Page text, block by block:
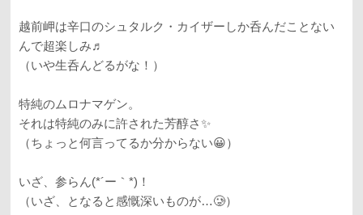
越前岬は辛口のシュタルク・カイザーしか呑んだことない
んで超楽しみ♬
（いや生呑んどるがな！）
特純のムロナマゲン。
それは特純のみに許された芳醇さ✨
（ちょっと何言ってるか分からない😀）
いざ、参らん(*´ー｀*)！
（いざ、となると感慨深いものが…🥲）